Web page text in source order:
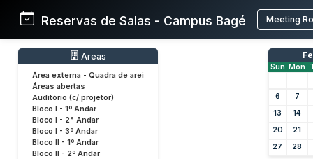
Reservas de Salas - Campus Bagé Meeting
Areas
Área externa - Quadra de arei
Áreas abertas
Auditório (c/ projetor)
Bloco I - 1º Andar
Bloco I - 2ª Andar
Bloco I - 3º Andar
Bloco II - 1º Andar
Bloco II - 2º Andar
Sun Mon
6
7
13
14
20
21
27
28